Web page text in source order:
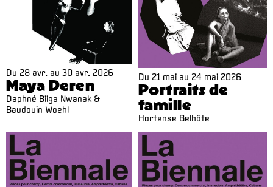
Du 28 avr. au 30 avr. 2026
Maya Deren
Daphné Biiga Nwanak &
Baudouin Woehl
Du 21 maiau 24 mai 2026
Portraits de
famille
Hortense Belhôte